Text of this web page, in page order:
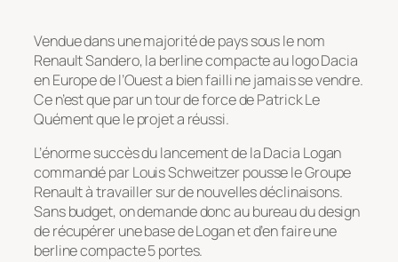
Vendue dans une majorité de pays sous le nom
Renault Sandero, la berline compacte au logo Dacia
en Europe de l’Ouest a bien failli ne jamais se vendre.
Ce n’est que par un tour de force de Patrick Le
Quément que le projet a réussi.
L’énorme succès du lancement de la Dacia Logan
commandé par Louis Schweitzer pousse le Groupe
Renault à travailler sur de nouvelles déclinaisons.
Sans budget, on demande donc au bureau du design
de récupérer une base de Logan et d’en faire une
berline compacte 5 portes.